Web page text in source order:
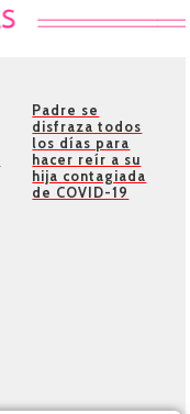
Padre se
disfraza todos
los días para
hacer reír a su
hija contagiada
de COVID-19